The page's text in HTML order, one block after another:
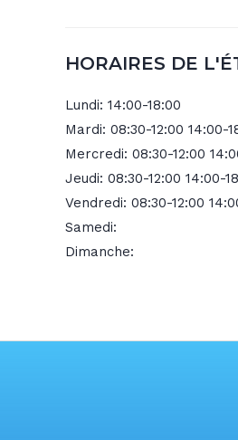
HORAIRES DE
Lundi: 14:00-18:00
Mardi: 08:30-12:00 14:00-
Mercredi: 08:30-12:00
Jeudi: 08:30-12:00 14:00-
Vendredi: 08:30-12:00
Samedi:
Dimanche: